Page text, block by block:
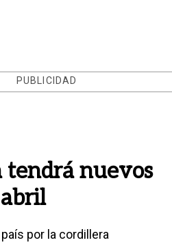
PUBLICIDAD
tendrá nuevos
por la cordillera